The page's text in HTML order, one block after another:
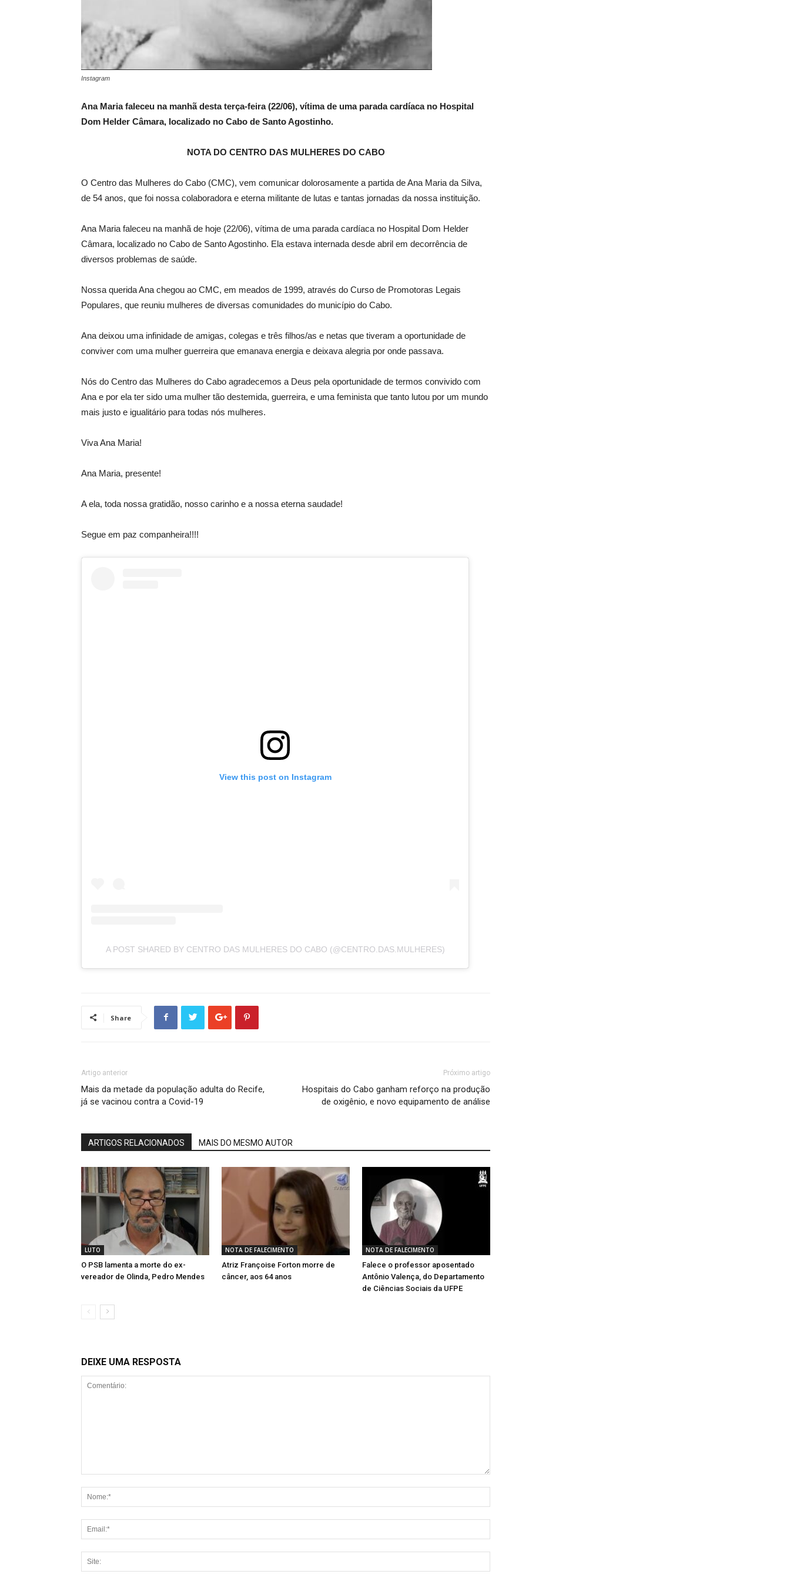
Instagram
Ana Maria faleceu na manhã desta terça-feira (22/06), vítima de uma parada cardíaca no Hospital
Dom Helder Câmara, localizado no Cabo de Santo Agostinho.
NOTA DO CENTRO DAS MULHERES DO CABO
O Centro das Mulheres do Cabo (CMC), vem comunicar dolorosamente a partida de Ana Maria da Silva,
de 54 anos, que foi nossa colaboradora e eterna militante de lutas e tantas jornadas da nossa instituição.
Ana Maria faleceu na manhã de hoje (22/06), vítima de uma parada cardíaca no Hospital Dom Helder
Câmara, localizado no Cabo de Santo Agostinho. Ela estava internada desde abril em decorrência de
diversos problemas de saúde.
Nossa querida Ana chegou ao CMC, em meados de 1999, através do Curso de Promotoras Legais
Populares, que reuniu mulheres de diversas comunidades do município do Cabo.
Ana deixou uma infinidade de amigas, colegas e três filhos/as e netas que tiveram a oportunidade de
conviver com uma mulher guerreira que emanava energia e deixava alegria por onde passava.
Nós do Centro das Mulheres do Cabo agradecemos a Deus pela oportunidade de termos convivido com
Ana e por ela ter sido uma mulher tão destemida, guerreira, e uma feminista que tanto lutou por um mundo
mais justo e igualitário para todas nós mulheres.
Viva Ana Maria!
Ana Maria, presente!
A ela, toda nossa gratidão, nosso carinho e a nossa eterna saudade!
Segue em paz companheira!!!!
View this post on Instagram
A POST SHARED BY CENTRO DAS MULHERES DO CABO (@CENTRO.DAS.MULHERES)
Share
Artigo anterior
Mais da metade da população adulta do Recife,
já se vacinou contra a Covid-19
Próximo artigo
Hospitais do Cabo ganham reforço na produção
de oxigênio, e novo equipamento de análise
ARTIGOS RELACIONADOS MAIS DO MESMO AUTOR
LUTO
O PSB lamenta a morte do ex-
vereador de Olinda, Pedro Mendes
NOTA DE FALECIMENTO
Atriz Françoise Forton morre de
câncer, aos 64 anos
NOTA DE FALECIMENTO
Falece o professor aposentado
Antônio Valença, do Departamento
de Ciências Sociais da UFPE
DEIXE UMA RESPOSTA